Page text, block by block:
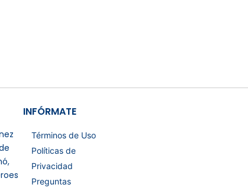
INFÓRMATE
Términos de Uso
Políticas de
Privacidad
Preguntas